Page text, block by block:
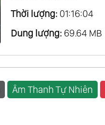
Thời lượng: 01:16:04
Dung lượng: 69.64 MB
Âm Thanh Tự Nhiên